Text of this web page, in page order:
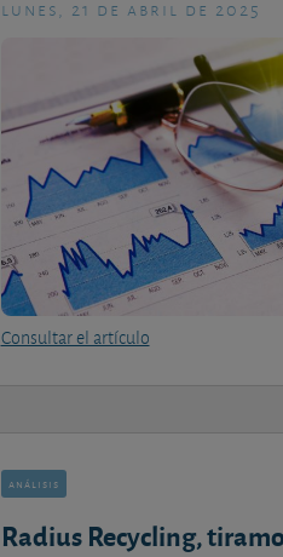
lunes, 21 de abril de 2025
Consultar el artículo
análisis
Radius Recycling,